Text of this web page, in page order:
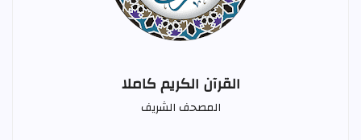
القرآن الكريم كاملا
المصحف الشريف